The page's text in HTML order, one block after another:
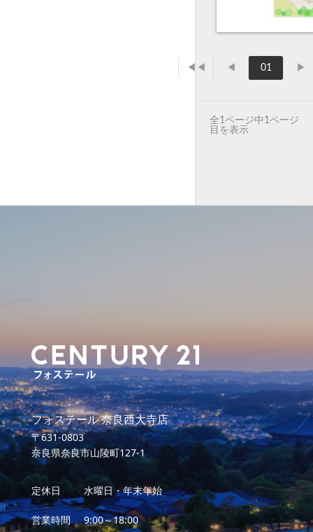
◀◀ ◀ 01 ▶
全1ページ中1ページ
目を表示
フォステール 奈良西大寺店
〒631-0803
奈良県奈良市山陵町127-1
定休日 水曜日・年末年始
営業時間 9:00～18:00